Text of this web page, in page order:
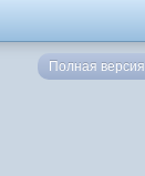
Полная версия